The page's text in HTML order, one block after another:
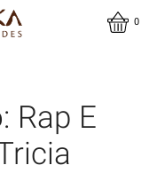
0
Rap E